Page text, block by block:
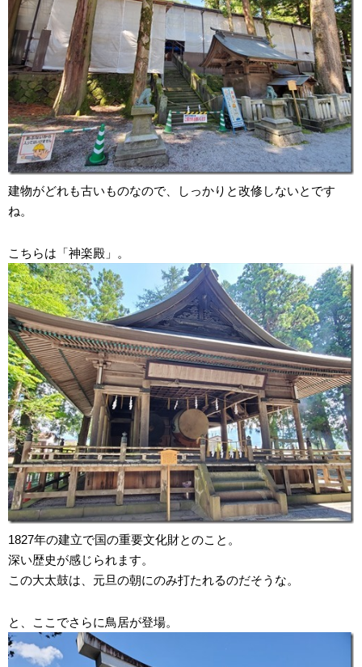
建物がどれも古いものなので、しっかりと改修しないとです
ね。
こちらは「神楽殿」。
1827年の建立で国の重要文化財とのこと。
深い歴史が感じられます。
この大太鼓は、元旦の朝にのみ打たれるのだそうな。
と、ここでさらに鳥居が登場。